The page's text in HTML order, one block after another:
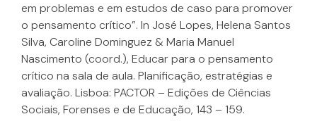
em problemas e em estudos de caso para promover
o pensamento crítico”. In José Lopes, Helena Santos
Silva, Caroline Dominguez & Maria Manuel
Nascimento (coord.), Educar para o pensamento
crítico na sala de aula. Planificação, estratégias e
avaliação. Lisboa: PACTOR – Edições de Ciências
Sociais, Forenses e de Educação, 143 – 159.